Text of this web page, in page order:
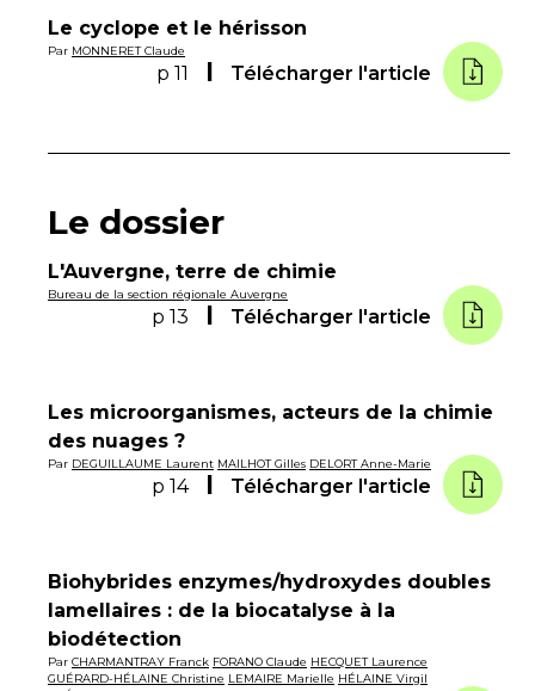
Le cyclope et le hérisson
Par MONNERET Claude
p 11 Télécharger l'article
Le dossier
L'Auvergne, terre de chimie
Bureau de la section régionale Auvergne
p 13 Télécharger l'article
Les microorganismes, acteurs de la chimie
des nuages ?
Par DEGUILLAUME Laurent MAILHOT Gilles DELORT Anne-Marie
p 14 Télécharger l'article
Biohybrides enzymes/hydroxydes doubles
lamellaires : de la biocatalyse à la
biodétection
Par CHARMANTRAY Franck FORANO Claude HECQUET Laurence
GUÉRARD-HÉLAINE Christine LEMAIRE Marielle HÉLAINE Virgil